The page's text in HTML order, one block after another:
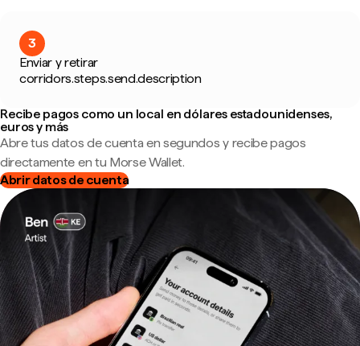
3
Enviar y retirar
corridors.steps.send.description
Recibe pagos como un local en dólares estadounidenses,
euros y más
Abre tus datos de cuenta en segundos y recibe pagos
directamente en tu Morse Wallet.
Abrir datos de cuenta